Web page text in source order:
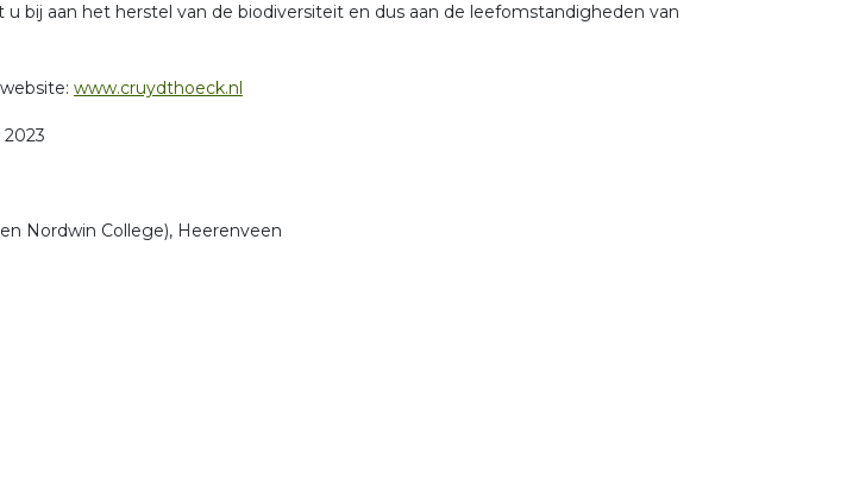
bij aan het herstel van de biodiversiteit en dus aan de leefomstandigheden van
www.cruydthoeck.nl
College), Heerenveen